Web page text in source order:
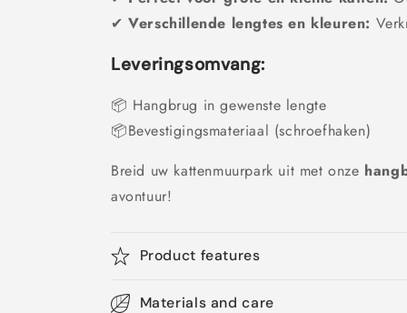
✔Verschillende lengtes en kleuren:
Leveringsomvang:
📦 Hangbrug in gewenste lengte
📦Bevestigingsmateriaal (schroefhaken)
Breid uw kattenmuurpark uit met onze
avontuur!
Product features
Materials and care